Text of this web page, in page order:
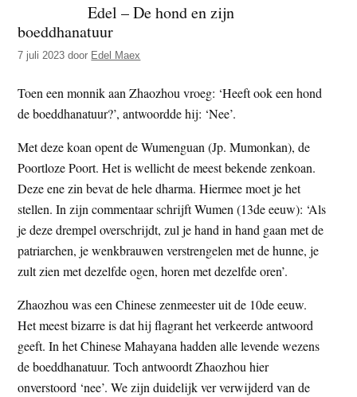
e
z
e
s
i
e
e
n
e
z
s
i
t
e
Edel – De hond en zijn
boeddhanatuur
7 juli 2023 door Edel Maex
Toen een monnik aan Zhaozhou vroeg: ‘Heeft ook een hond
de boeddhanatuur?’, antwoordde hij: ‘Nee’.
Met deze koan opent de Wumenguan (Jp. Mumonkan), de
Poortloze Poort. Het is wellicht de meest bekende zenkoan.
Deze ene zin bevat de hele dharma. Hiermee moet je het
stellen. In zijn commentaar schrijft Wumen (13de eeuw): ‘Als
je deze drempel overschrijdt, zul je hand in hand gaan met de
patriarchen, je wenkbrauwen verstrengelen met de hunne, je
zult zien met dezelfde ogen, horen met dezelfde oren’.
Zhaozhou was een Chinese zenmeester uit de 10de eeuw.
Het meest bizarre is dat hij flagrant het verkeerde antwoord
geeft. In het Chinese Mahayana hadden alle levende wezens
de boeddhanatuur. Toch antwoordt Zhaozhou hier
onverstoord ‘nee’. We zijn duidelijk ver verwijderd van de